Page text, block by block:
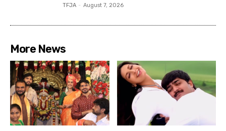
TFJA - August 7, 2026
More News